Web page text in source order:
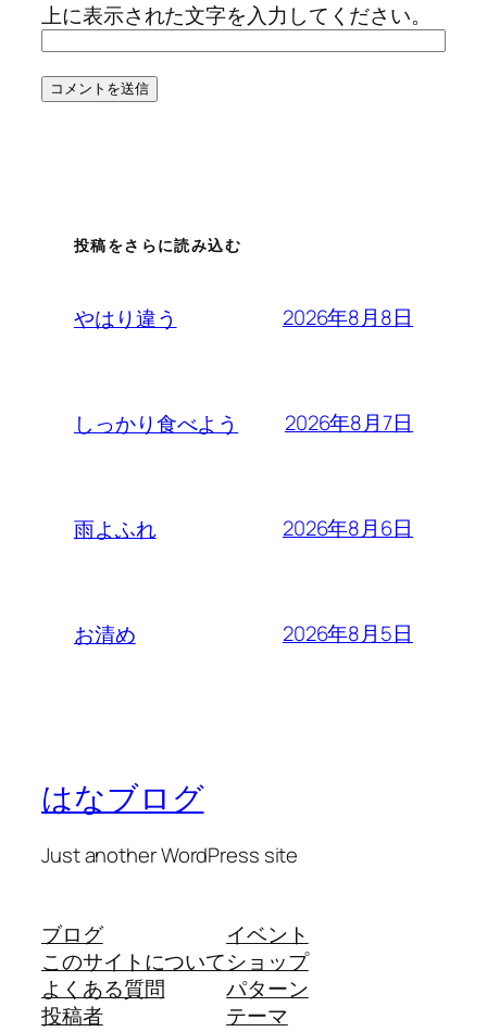
上に表示された文字を入力してください。
投稿をさらに読み込む
やはり違う 2026年8月8日
しっかり食べよう 2026年8月7日
雨よふれ 2026年8月6日
お清め 2026年8月5日
はなブログ
Just another WordPress site
ブログ
このサイトについて
よくある質問
投稿者
イベント
ショップ
パターン
テーマ